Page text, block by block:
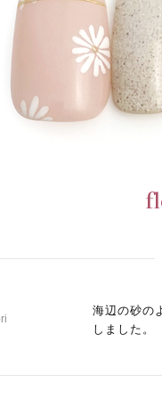
海辺の砂の
しました。